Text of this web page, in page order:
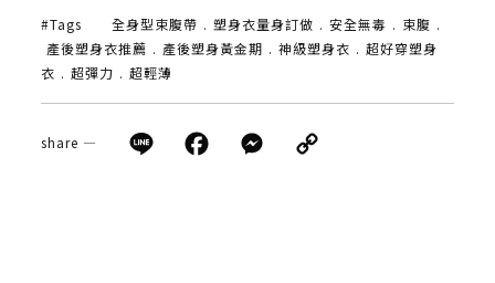
#Tags 全身型束腹帶 . 塑身衣量身訂做 . 安全無毒 . 束腹 .
產後塑身衣推薦 . 產後塑身黃金期 . 神級塑身衣 . 超好穿塑身
衣 . 超彈力 . 超輕薄
share — Line Facebook
Messenger